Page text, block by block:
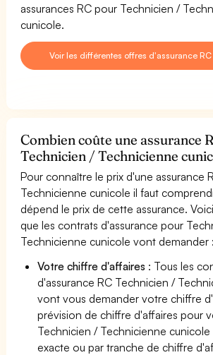
assurances RC pour Technicien /
cunicole.
Voir les différentes offres d'assurance
Combien coûte une assurance
Technicien / Technicienne
Pour connaître le prix d'une assurance
Technicienne cunicole il faut
dépend le prix de cette assurance.
que les contrats d'assurance pour
Technicienne cunicole vont demander :
Votre chiffre d'affaires : Tous les
d'assurance RC Technicien /
vont vous demander votre chiffre
prévision de chiffre d'affaires pour
Technicien / Technicienne
exacte ou par tranche de chiffre